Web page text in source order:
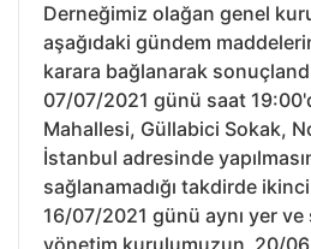
Derneğimiz olağan genel
aşağıdaki gündem
karara bağlanarak
07/07/2021 günü saat
Mahallesi, Güllabici Sokak,
İstanbul adresinde
sağlanamadığı takdirde
16/07/2021 günü aynı yer ve